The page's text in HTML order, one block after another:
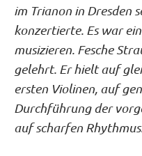
im Trianon in Dresden
konzertierte. Es war
musizieren. Fesche
gelehrt. Er hielt auf
ersten Violinen, auf
Durchführung der
auf scharfen